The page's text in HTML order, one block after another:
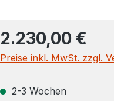
2.230,00 €
Preise inkl. MwSt. zzgl.
2-3 Wochen